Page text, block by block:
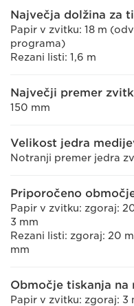
Največja dolžina za
Papir v zvitku: 18 m
programa)
Rezani listi: 1,6 m
Največji premer
150 mm
Velikost jedra
Notranji premer jedra
Priporočeno
Papir v zvitku: zgoraj:
3 mm
Rezani listi: zgoraj: 20
mm
Območje tiskanja na
Papir v zvitku: zgoraj: 3